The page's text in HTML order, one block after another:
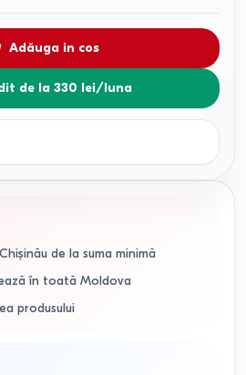
Adăuga in cos
de la 330 lei/luna
de la suma minimă
în toată Moldova
produsului